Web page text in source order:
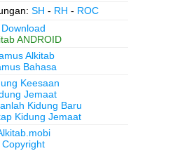
SH - RH - ROC
Download
ANDROID
Alkitab
Bahasa
Keesaan
Jemaat
Kidung Baru
Kidung Jemaat
Copyright